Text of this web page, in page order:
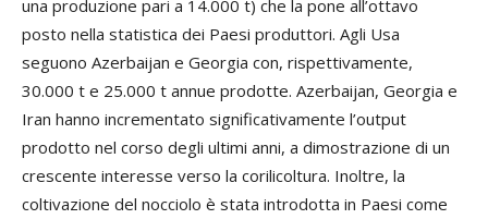
una produzione pari a 14.000 t) che la pone all’ottavo
posto nella statistica dei Paesi produttori. Agli Usa
seguono Azerbaijan e Georgia con, rispettivamente,
30.000 t e 25.000 t annue prodotte. Azerbaijan, Georgia e
Iran hanno incrementato significativamente l’output
prodotto nel corso degli ultimi anni, a dimostrazione di un
crescente interesse verso la corilicoltura. Inoltre, la
coltivazione del nocciolo è stata introdotta in Paesi come